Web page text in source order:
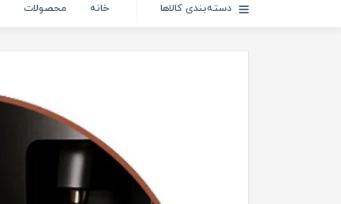
دسته‌بندی کالاها خانه محصولات